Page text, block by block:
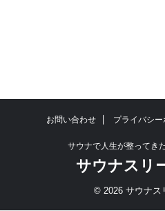
お問い合わせ プライバシー
サウナで人生が整ってき
サウナスリ
© 2026 サウナス